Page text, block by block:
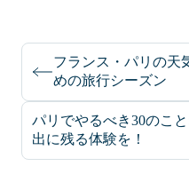
フランス・パリの天
めの旅行シーズン
パリでやるべき30のこ
出に残る体験を！